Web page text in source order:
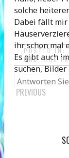
solche
Dabei fällt mir
ihr schon mal
Es gibt auch
suchen,
POSTED IN:
UND IHRE
POST
PREVIOUS